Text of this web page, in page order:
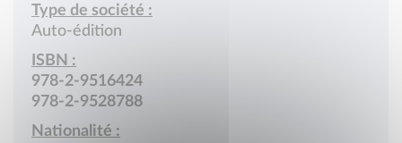
Type de société :
Auto-édition
ISBN :
978-2-9516424
978-2-9528788
Nationalité :